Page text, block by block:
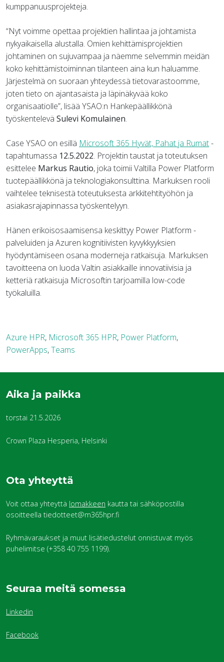
kumppanuusprojekteja.
“Nyt voimme opettaa projektien hallintaa ja johtamista
nykyaikaisella alustalla. Omien kehittämisprojektien
johtaminen on sujuvampaa ja näemme selvemmin meidän
koko kehittämistoiminnan tilanteen aina kun haluamme.
Järjestelmä on suoraan yhteydessä tietovarastoomme,
joten tieto on ajantasaista ja läpinäkyvää koko
organisaatiolle”, lisää YSAO:n Hankepäällikkönä
työskentelevä Sulevi Komulainen.
Case YSAO on esillä Microsoft 365 Hyvät, Pahat ja Rumat-
tapahtumassa 12.5.2022. Projektin taustat ja toteutuksen
esittelee Markus Rautio, joka toimii Valtilla Power Platform
tuotepäällikkönä ja teknologiakonsulttina. Markuksen rooli
vaihtelee teknisestä toteutuksesta arkkitehtityöhön ja
asiakasrajapinnassa työskentelyyn.
Hänen erikoisosaamisensa keskittyy Power Platform -
palveluiden ja Azuren kognitiivisten kyvykkyyksien
hyödyntämiseen osana moderneja ratkaisuja. Markuksen
tavoitteena on luoda Valtin asiakkaille innovatiivisia ja
ketteriä ratkaisuja Microsoftin tarjoamilla low-code
työkaluilla.
Azure HPR, Microsoft 365 HPR, Power Platform,
PowerApps,Teams
Aika ja paikka
torstai 21.5.2026
Crown Plaza Hesperia, Helsinki
Ota yhteyttä
Voit ottaa yhteyttä lomakkeen kautta tai sähköpostilla
osoitteella tiedotteet@m365hpr.fi
Ryhmävaraukset ja muut lisätiedustelut onnistuvat myös
puhelimitse (+358 40 755 1199).
Seuraa meitä somessa
Linkedin
Facebook